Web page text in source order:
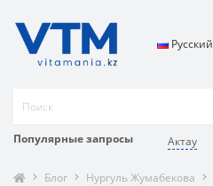
Популярные запросы Актау
Русский
Блог Нургуль Жумабекова